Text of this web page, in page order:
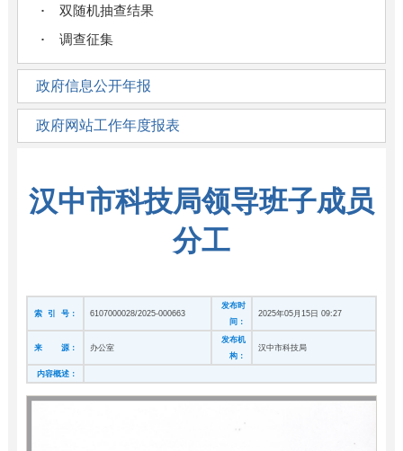
双随机抽查结果
调查征集
政府信息公开年报
政府网站工作年度报表
汉中市科技局领导班子成员
分工
索 引 号： 6107000028/2025-000663
发布时
间：
2025年05月15日 09:27
来 源： 办公室
发布机
构：
汉中市科技局
内容概述：